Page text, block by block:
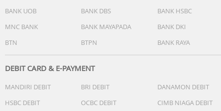
BANK UOB
BANK DBS
BANK HSBC
MNC BANK
BANK MAYAPADA
BANK DKI
BTN
BTPN BANK RAYA
DEBIT CARD & E-PAYMENT
MANDIRI DEBIT BRI DEBIT
DANAMON DEBIT
HSBC DEBIT
OCBC DEBIT
CIMB NIAGA DEBIT